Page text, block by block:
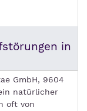
in
GmbH, 9604
natürlicher
oft von